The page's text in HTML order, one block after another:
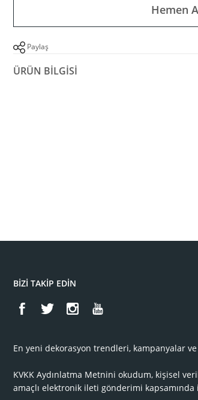
Hemen
Paylaş
ÜRÜN BILGISI
BİZİ TAKİP EDİN
En yeni dekorasyon trendleri, kampanyalar
KVKK Aydınlatma Metnini okudum, kişisel
amaçlı elektronik ileti gönderimi kapsamında